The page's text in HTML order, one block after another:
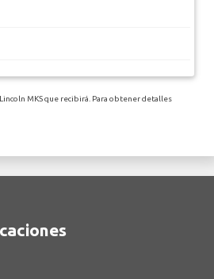
MKS que recibirá. Para obtener detalles